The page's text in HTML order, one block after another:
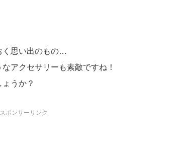
く思い出のもの…
アクセサリーも素敵ですね！
うか？
スポンサーリンク